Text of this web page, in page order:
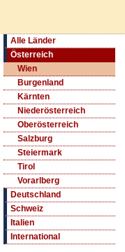
Alle Länder
Österreich
Wien
Burgenland
Kärnten
Niederösterreich
Oberösterreich
Salzburg
Steiermark
Tirol
Vorarlberg
Deutschland
Schweiz
Italien
International